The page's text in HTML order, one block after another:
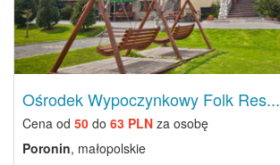
Ośrodek Wypoczynkowy Folk Res...
Cena od 50 do 63 PLN za osobę
Poronin, małopolskie